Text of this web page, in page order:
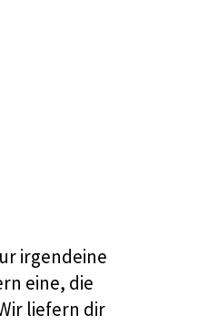
irgendeine
eine, die
liefern dir